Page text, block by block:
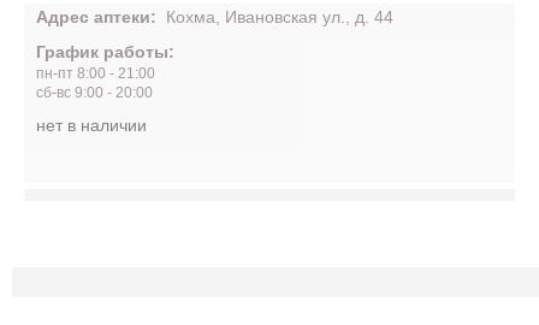
Адрес аптеки:
Кохма, Ивановская ул., д. 44
График работы:
пн-пт 8:00 - 21:00
сб-вс 9:00 - 20:00
нет в наличии